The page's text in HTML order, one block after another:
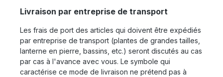
Livraison par entreprise de transport
Les frais de port des articles qui doivent être expédiés
par entreprise de transport (plantes de grandes tailles,
lanterne en pierre, bassins, etc.) seront discutés au cas
par cas à l'avance avec vous. Le symbole qui
caractérise ce mode de livraison ne prétend pas à